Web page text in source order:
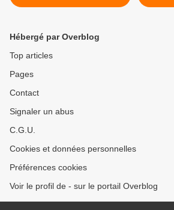
Hébergé par Overblog
Top articles
Pages
Contact
Signaler un abus
C.G.U.
Cookies et données personnelles
Préférences cookies
Voir le profil de - sur le portail Overblog